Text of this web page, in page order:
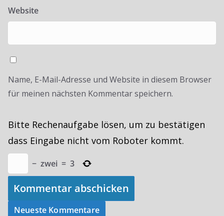
Website
Name, E-Mail-Adresse und Website in diesem Browser
für meinen nächsten Kommentar speichern.
Bitte Rechenaufgabe lösen, um zu bestätigen
dass Eingabe nicht vom Roboter kommt.
− zwei = 3
Neueste Kommentare